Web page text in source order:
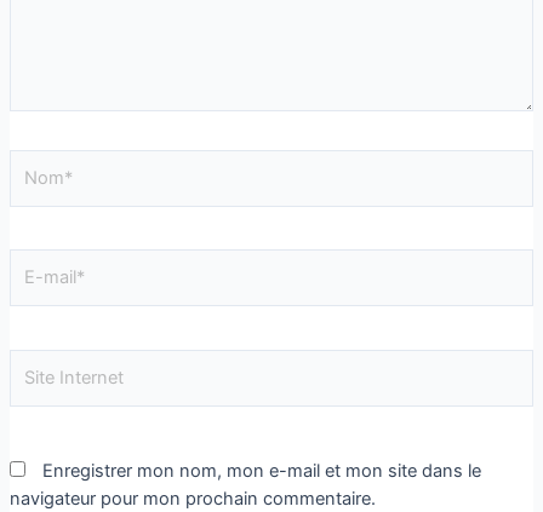
Enregistrer mon nom, mon e-mail et mon site dans le
navigateur pour mon prochain commentaire.